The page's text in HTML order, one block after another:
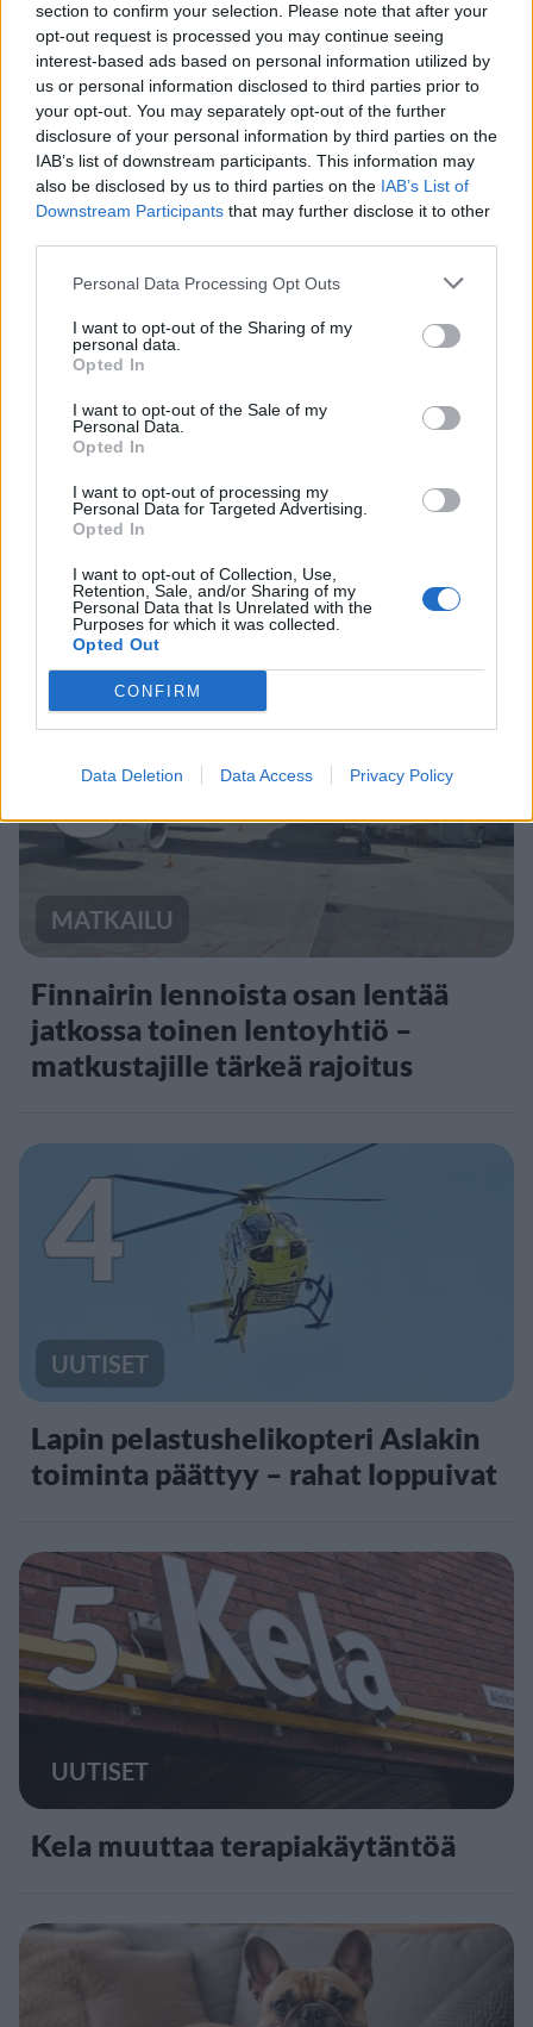
section to confirm your selection. Please note that after your
opt-out request is processed you may continue seeing
interest-based ads based on personal information utilized by
us or personal information disclosed to third parties prior to
your opt-out. You may separately opt-out of the further
disclosure of your personal information by third parties on the
IAB’s list of downstream participants. This information may
also be disclosed by us to third parties on the IAB’s List of
Downstream Participants that may further disclose it to other
Personal Data Processing Opt Outs
I want to opt-out of the Sharing of my
personal data.
Opted In
I want to opt-out of the Sale of my
Personal Data.
Opted In
I want to opt-out of processing my
Personal Data for Targeted Advertising.
Opted In
I want to opt-out of Collection, Use,
Retention, Sale, and/or Sharing of my
Personal Data that Is Unrelated with the
Purposes for which it was collected.
Opted Out
CONFIRM
Data Deletion Data Access Privacy Policy
Leskeneläke ei kuulu kaikille –
Kela muistuttaa tärkeästä
ikärajasta
2
UUTISET
Työnantaja ei hyväksynyt
etälääkärin
sairauslomatodistuksia – neljälle
ei maksettu sairausajan palkkaa
3
MATKAILU
Finnairin lennoista osan lentää
jatkossa toinen lentoyhtiö –
matkustajille tärkeä rajoitus
4
UUTISET
Lapin pelastushelikopteri Aslakin
toiminta päättyy – rahat loppuivat
5
UUTISET
Kela muuttaa terapiakäytäntöä